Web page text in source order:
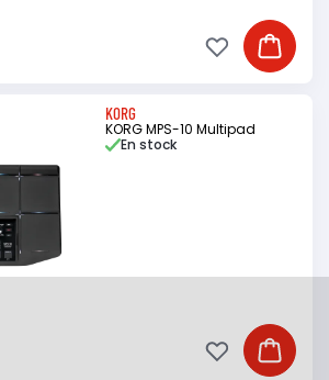
Ajouter
Ajouter à ma
KORG
KORG MPS-10 Multipad
En stock
Ajouter
Ajouter à ma